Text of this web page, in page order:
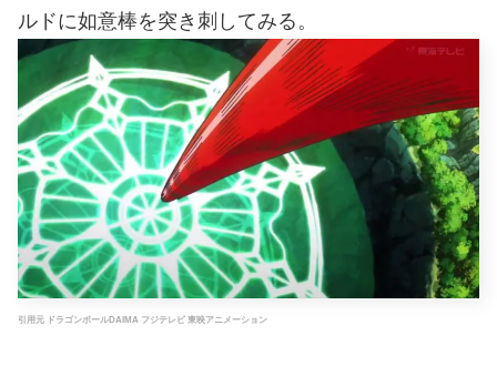
ルドに如意棒を突き刺してみる。
引用元 ドラゴンボールDAIMA フジテレビ 東映アニメーション